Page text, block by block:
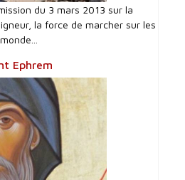
du 3 mars 2013 sur la
la force de marcher sur les
Ephrem